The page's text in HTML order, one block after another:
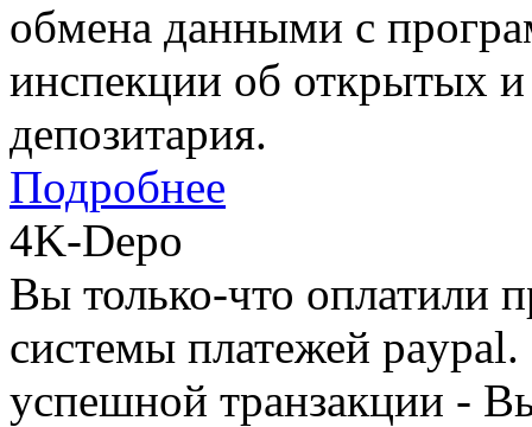
обмена данными с
инспекции об открытых
депозитария.
Подробнее
4K-Depo
Вы только-что
системы платежей
успешной транзакции -